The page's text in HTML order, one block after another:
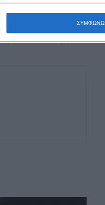
ΣΥΜΦΩΝΩ
ΕΠΟΜΕΝΟ ΑΡΘΡΟ